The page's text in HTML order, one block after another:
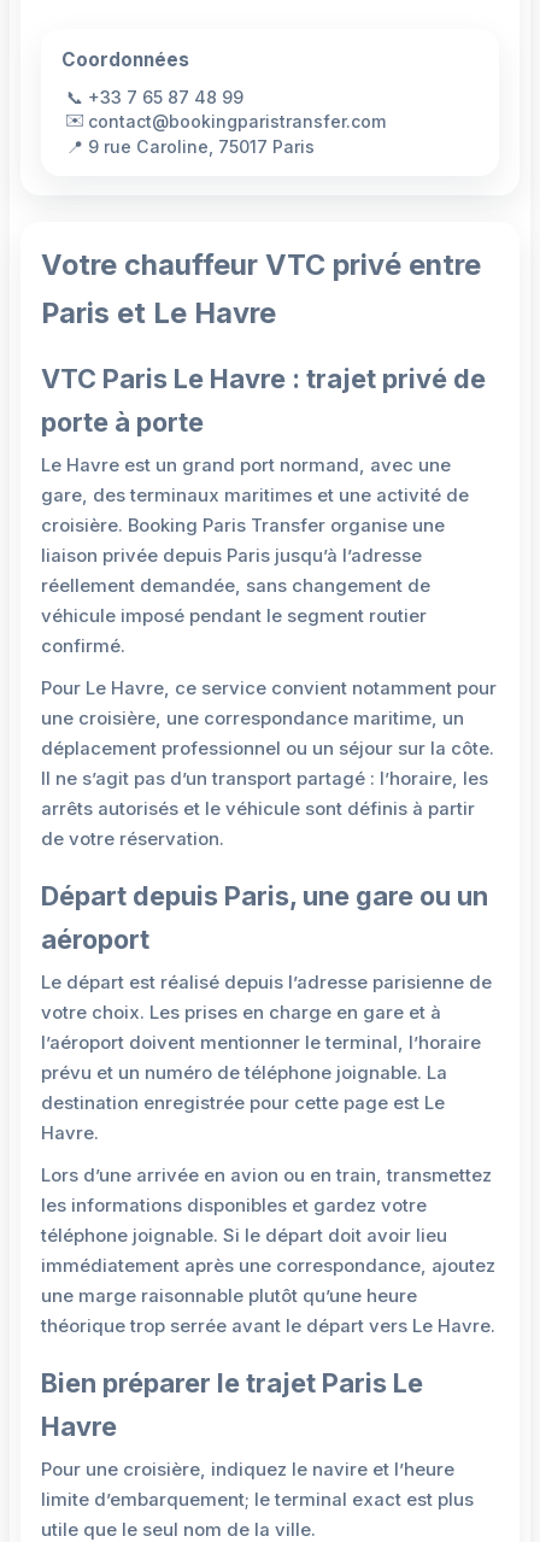
Coordonnées
📞 +33 7 65 87 48 99
✉️ contact@bookingparistransfer.com
📍 9 rue Caroline, 75017 Paris
Votre chauffeur VTC privé entre
Paris et Le Havre
VTC Paris Le Havre : trajet privé de
porte à porte
Le Havre est un grand port normand, avec une
gare, des terminaux maritimes et une activité de
croisière. Booking Paris Transfer organise une
liaison privée depuis Paris jusqu’à l’adresse
réellement demandée, sans changement de
véhicule imposé pendant le segment routier
confirmé.
Pour Le Havre, ce service convient notamment pour
une croisière, une correspondance maritime, un
déplacement professionnel ou un séjour sur la côte.
Il ne s’agit pas d’un transport partagé : l’horaire, les
arrêts autorisés et le véhicule sont définis à partir
de votre réservation.
Départ depuis Paris, une gare ou un
aéroport
Le départ est réalisé depuis l’adresse parisienne de
votre choix. Les prises en charge en gare et à
l’aéroport doivent mentionner le terminal, l’horaire
prévu et un numéro de téléphone joignable. La
destination enregistrée pour cette page est Le
Havre.
Lors d’une arrivée en avion ou en train, transmettez
les informations disponibles et gardez votre
téléphone joignable. Si le départ doit avoir lieu
immédiatement après une correspondance, ajoutez
une marge raisonnable plutôt qu’une heure
théorique trop serrée avant le départ vers Le Havre.
Bien préparer le trajet Paris Le
Havre
Pour une croisière, indiquez le navire et l’heure
limite d’embarquement; le terminal exact est plus
utile que le seul nom de la ville.